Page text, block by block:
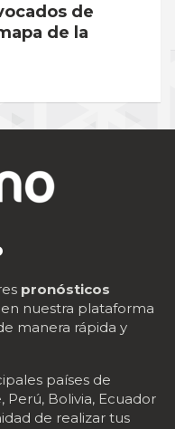
de
de la
pronósticos
nuestra plataforma
manera rápida y
países de
Perú, Bolivia, Ecuador
de realizar tus